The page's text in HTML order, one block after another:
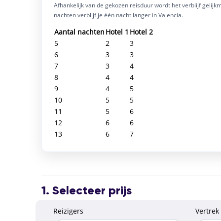
Je verblijft in hetzelfde
Je verblijft in hetzelfde
Hotel Senator Parque
ruime kamers met
Je verblijft in hetzelfde
Je verblijft in hetzelfde
Afhankelijk van de gekozen reisduur wordt het verblijf
nachten verblijf je één nacht langer in Valencia.
Aantal nachten Hotel 1 Hotel 2
5
2
3
6
3
3
7
3
4
8
4
4
9
4
5
10
5
5
11
5
6
12
6
6
13
6 7
1. Selecteer prijs
Reizigers